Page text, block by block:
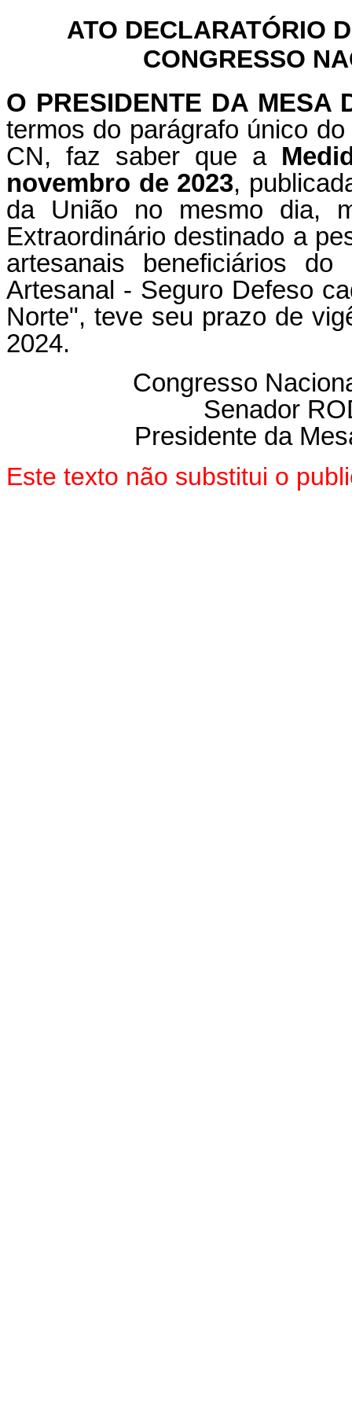
ATO DECLARATÓRIO
CONGRESSO
O PRESIDENTE DA MESA
termos do parágrafo único
CN, faz saber que a
novembro de 2023,
da União no mesmo dia,
Extraordinário destinado a
artesanais beneficiários do
Artesanal - Seguro Defeso
Norte", teve seu prazo de
2024.
Congresso
Senador
Presidente da
Este texto não substitui o